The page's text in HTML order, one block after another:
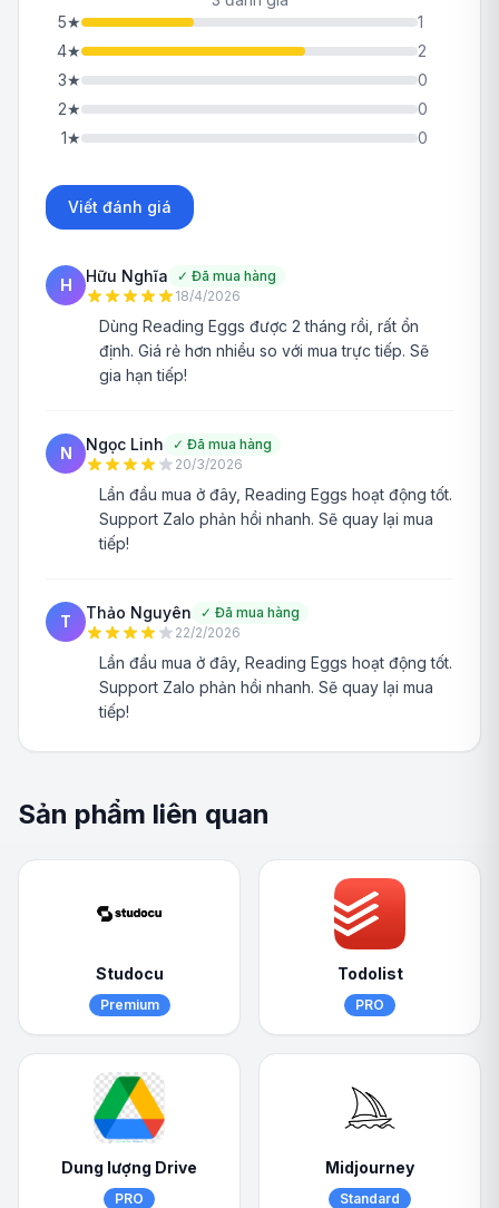
5★
1
4★
2
3★
0
2★
0
1★ 0
Viết đánh giá
H Hữu Nghĩa ✓ Đã mua hàng
18/4/2026
Dùng Reading Eggs được 2 tháng rồi, rất ổn
định. Giá rẻ hơn nhiều so với mua trực tiếp. Sẽ
gia hạn tiếp!
N Ngọc Linh ✓ Đã mua hàng
20/3/2026
Lần đầu mua ở đây, Reading Eggs hoạt động tốt.
Support Zalo phản hồi nhanh. Sẽ quay lại mua
tiếp!
T Thảo Nguyên ✓ Đã mua hàng
22/2/2026
Lần đầu mua ở đây, Reading Eggs hoạt động tốt.
Support Zalo phản hồi nhanh. Sẽ quay lại mua
tiếp!
Sản phẩm liên quan
Studocu
Premium
Todolist
PRO
Dung lượng Drive
PRO
Midjourney
Standard